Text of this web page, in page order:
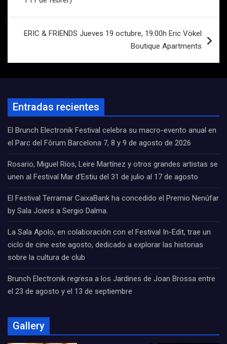
ERIC & FRIENDS Jueves 19 octubre, 19:00h Eric Vökel
Boutique Apartments
Entradas recientes
El Brunch Electronik Festival celebra su macro-evento anual en
el Parc del Fòrum Barcelona 7, 8 y 9 de agosto de 2026
Rosario, Miguel Ríos, Leire Martínez y otros grandes artistas se
unen al Festival Mar d’Estiu del 31 de julio al 17 de agosto
El Festival Terramar CaixaBank ha concedido el Premio Nenúfar
by Sala Joiers a Sergio Dalma.
La Sala Apolo, en colaboración con el Festival In-Edit, trae un
ciclo de cine este agosto, dedicado a explorar las historias
sobre la cultura de club
Brunch Electronik regresa a los Jardines de Joan Brossa entre
el 23 de agosto y el 13 de septiembre
Gallery